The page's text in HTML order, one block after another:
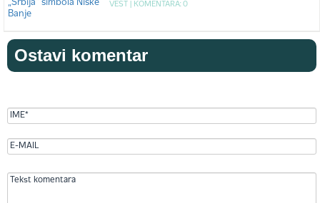
VEST | KOMENTARA: 0
Ostavi komentar